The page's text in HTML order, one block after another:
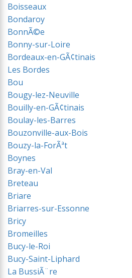
Boisseaux
Bondaroy
BonnÃ©e
Bonny-sur-Loire
Bordeaux-en-GÃ¢tinais
Les Bordes
Bou
Bougy-lez-Neuville
Bouilly-en-GÃ¢tinais
Boulay-les-Barres
Bouzonville-aux-Bois
Bouzy-la-ForÃªt
Boynes
Bray-en-Val
Breteau
Briare
Briarres-sur-Essonne
Bricy
Bromeilles
Bucy-le-Roi
Bucy-Saint-Liphard
La BussiÃ¨re